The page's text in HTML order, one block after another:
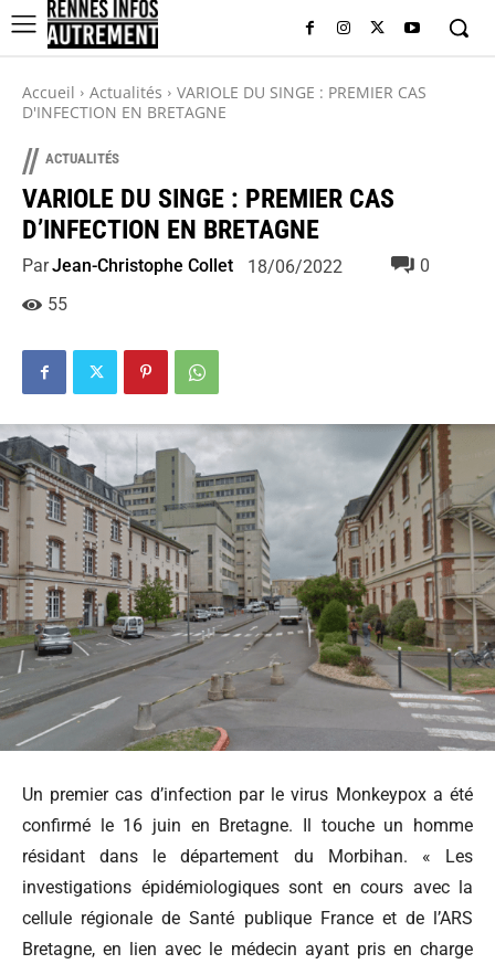
Accueil Actualités
VARIOLE DU SINGE : PREMIER CAS
D'INFECTION EN BRETAGNE
// ACTUALITÉS
VARIOLE DU SINGE : PREMIER CAS
D’INFECTION EN BRETAGNE
ParJean-Christophe Collet 18/06/2022
0
55
Un premier cas d’infection par le virus Monkeypox a été
confirmé le 16 juin en Bretagne. Il touche un homme
résidant dans le département du Morbihan. « Les
investigations épidémiologiques sont en cours avec la
cellule régionale de Santé publique France et de l’ARS
Bretagne, en lien avec le médecin ayant pris en charge